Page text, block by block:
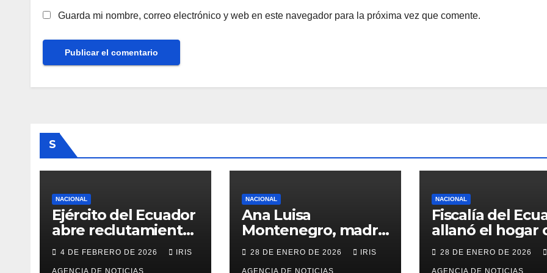
Guarda mi nombre, correo electrónico y web en este navegador para la próxima vez que comente.
S
NACIONAL
Ejército del Ecuador
abre reclutamiento
para bachilleres a
partir de este
4 DE FEBRERO DE 2026 IRIS
AGENCIA DE NOTICIAS
NACIONAL
Ana Luisa
Montenegro, madre
del ciclista Richard
Carapaz falleció en
28 DE ENERO DE 2026 IRIS
AGENCIA DE NOTICIAS
NACIONAL
Fiscalía del
allanó el hogar
excandidata
presidencial
28 DE ENERO DE 2026
AGENCIA DE NOTICIAS